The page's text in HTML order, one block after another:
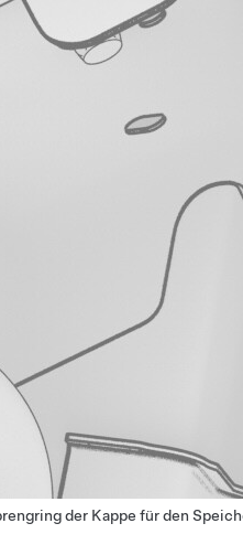
der Kappe für den